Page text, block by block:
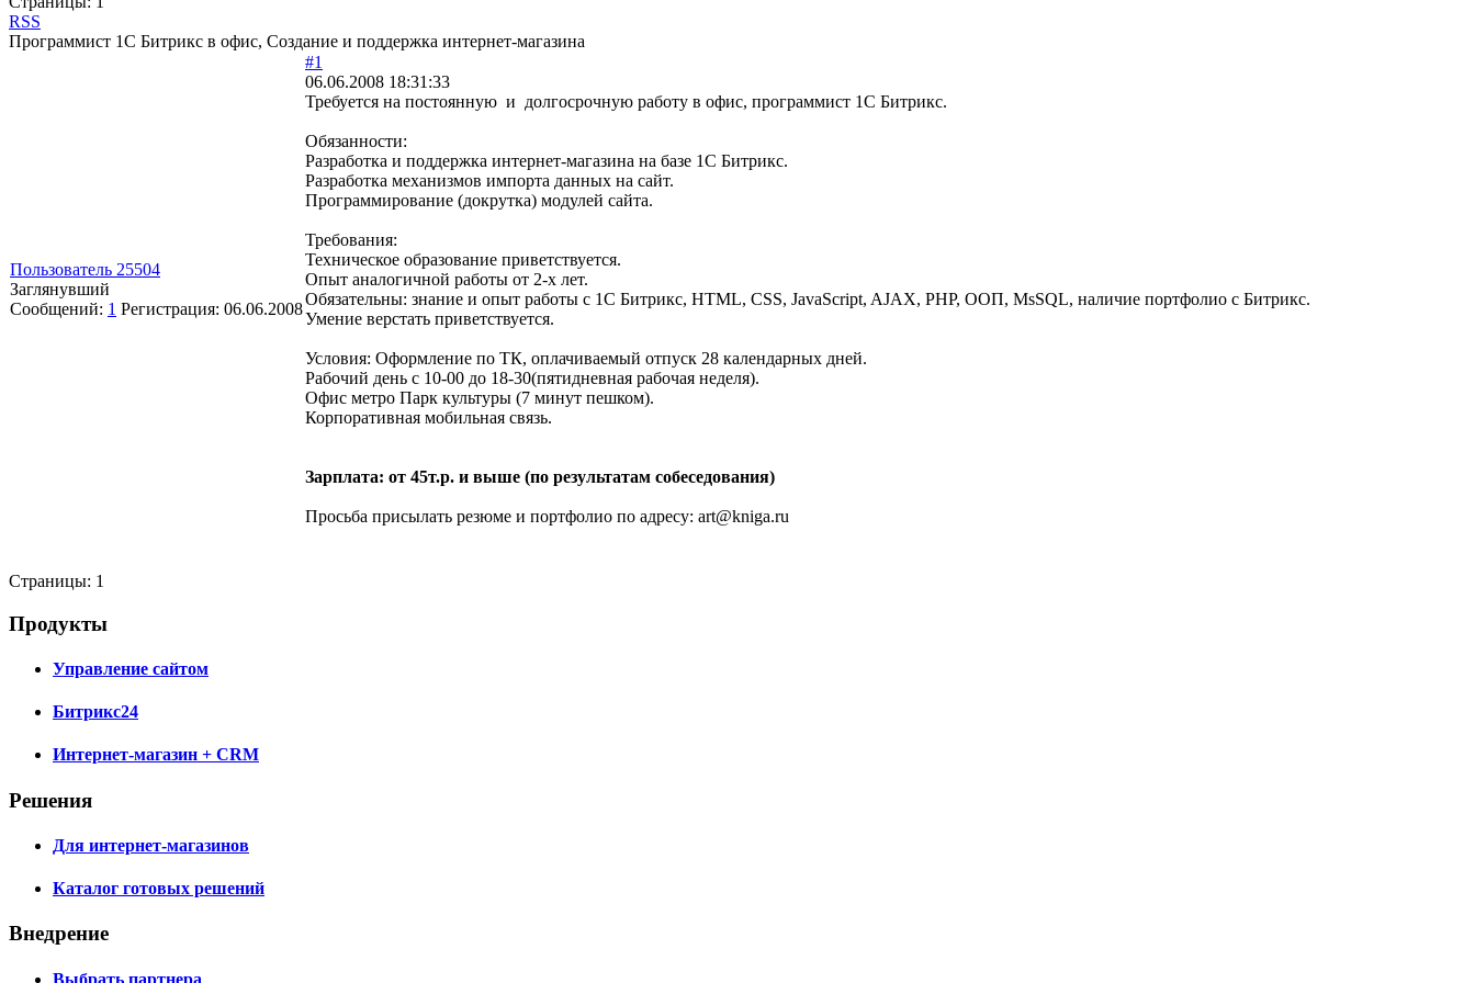
RSS
Программист 1С Битрикс в офис, Создание и поддержка интернет-магазина
Пользователь 25504
Заглянувший
Сообщений: 1 Регистрация: 06.06.2008
#1
06.06.2008 18:31:33
Требуется на постоянную и долгосрочную работу в офис, программист 1С Битрикс.
Обязанности:
Разработка и поддержка интернет-магазина на базе 1С Битрикс.
Разработка механизмов импорта данных на сайт.
Программирование (докрутка) модулей сайта.
Требования:
Техническое образование приветствуется.
Опыт аналогичной работы от 2-х лет.
Обязательны: знание и опыт работы с 1С Битрикс, HTML, CSS, JavaScript, AJAX, PHP, ООП, MsSQL, наличие портфолио с Битрикс.
Умение верстать приветствуется.
Условия: Оформление по ТК, оплачиваемый отпуск 28 календарных дней.
Рабочий день с 10-00 до 18-30(пятидневная рабочая неделя).
Офис метро Парк культуры (7 минут пешком).
Корпоративная мобильная связь.
Зарплата: от 45т.р. и выше (по результатам собеседования)
Просьба присылать резюме и портфолио по адресу: art@kniga.ru
Страницы: 1
Продукты
Управление сайтом
Битрикс24
Интернет-магазин + CRM
Решения
Для интернет-магазинов
Каталог готовых решений
Внедрение
Выбрать партнера